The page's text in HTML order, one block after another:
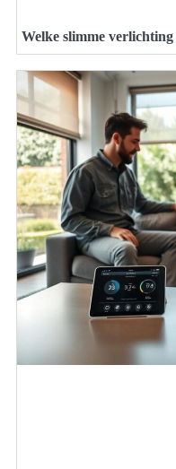
Welke slimme